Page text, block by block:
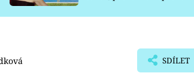
SDÍLET